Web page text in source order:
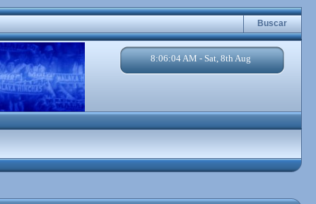
Buscar
8:06:04 AM - Sat, 8th Aug